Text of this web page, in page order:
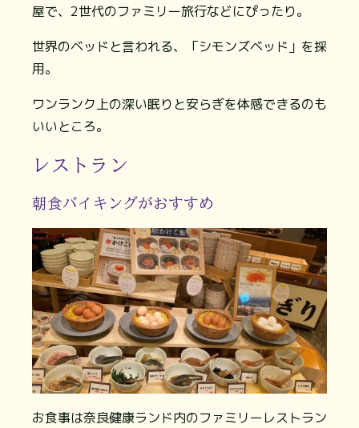
屋で、2世代のファミリー旅行などにぴったり。
世界のベッドと言われる、「シモンズベッド」を採
用。
ワンランク上の深い眠りと安らぎを体感できるのも
いいところ。
レストラン
朝食バイキングがおすすめ
お食事は奈良健康ランド内のファミリーレストラン